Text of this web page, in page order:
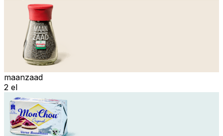
maanzaad
2 el